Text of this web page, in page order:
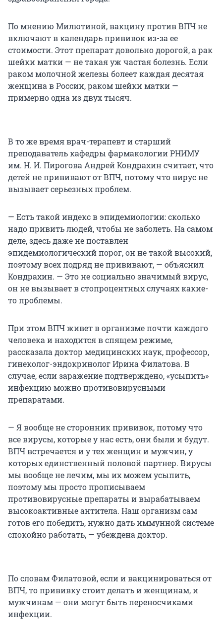
По мнению Милютиной, вакцину против ВПЧ не
включают в календарь прививок из-за ее
стоимости. Этот препарат довольно дорогой, а рак
шейки матки — не такая уж частая болезнь. Если
раком молочной железы болеет каждая десятая
женщина в России, раком шейки матки —
примерно одна из двух тысяч.
В то же время врач-терапевт и старший
преподаватель кафедры фармакологии РНИМУ
им. Н. И. Пирогова Андрей Кондрахин считает, что
детей не прививают от ВПЧ, потому что вирус не
вызывает серьезных проблем.
— Есть такой индекс в эпидемиологии: сколько
надо привить людей, чтобы не заболеть. На самом
деле, здесь даже не поставлен
эпидемиологический порог, он не такой высокий,
поэтому всех подряд не прививают, — объяснил
Кондрахин. — Это не социально значимый вирус,
он не вызывает в стопроцентных случаях какие-
то проблемы.
При этом ВПЧ живет в организме почти каждого
человека и находится в спящем режиме,
рассказала доктор медицинских наук, профессор,
гинеколог-эндокринолог Ирина Филатова. В
случае, если заражение подтверждено, «усыпить»
инфекцию можно противовирусными
препаратами.
— Я вообще не сторонник прививок, потому что
все вирусы, которые у нас есть, они были и будут.
ВПЧ встречается и у тех женщин и мужчин, у
которых единственный половой партнер. Вирусы
мы вообще не лечим, мы их можем усыпить,
поэтому мы просто прописываем
противовирусные препараты и вырабатываем
высокоактивные антитела. Наш организм сам
готов его победить, нужно дать иммунной системе
спокойно работать, — убеждена доктор.
По словам Филатовой, если и вакцинироваться от
ВПЧ, то прививку стоит делать и женщинам, и
мужчинам — они могут быть переносчиками
инфекции.